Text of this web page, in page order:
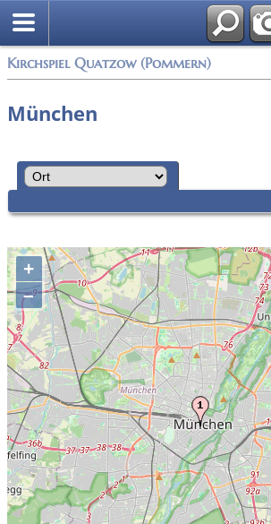
Kirchspiel Quatzow (Pommern)
München
+
–